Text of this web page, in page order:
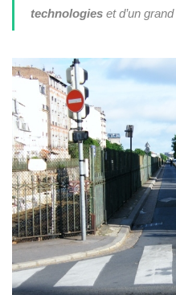
technologieset d’un grand